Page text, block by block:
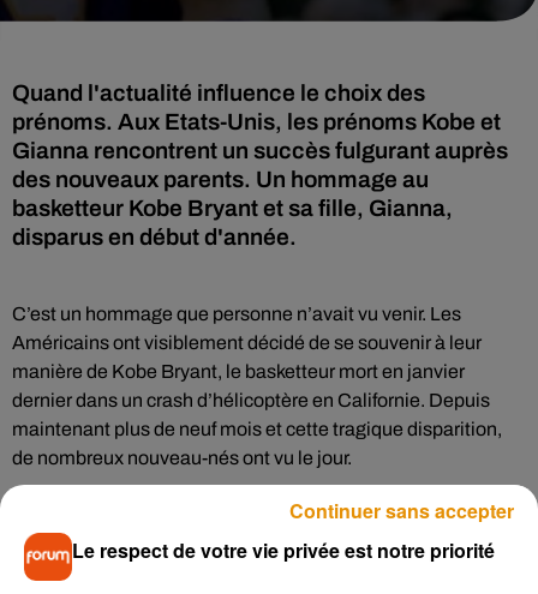
Quand l'actualité influence le choix des
prénoms. Aux Etats-Unis, les prénoms Kobe et
Gianna rencontrent un succès fulgurant auprès
des nouveaux parents. Un hommage au
basketteur Kobe Bryant et sa fille, Gianna,
disparus en début d'année.
C’est un hommage que personne n’avait vu venir. Les
Américains ont visiblement décidé de se souvenir à leur
manière de Kobe Bryant, le basketteur mort en janvier
dernier dans un crash d’hélicoptère en Californie. Depuis
maintenant plus de neuf mois et cette tragique disparition,
de nombreux nouveau-nés ont vu le jour.
prénom a augmenté de 175% par rapport à l’année dernière,
selon le site spécialisé
Le respect de votre vie privée est notre priorité
Continuer sans accepter